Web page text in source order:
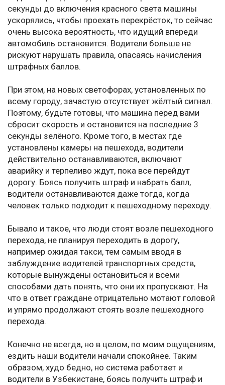
секунды до включения красного света машины
ускорялись, чтобы проехать перекрёсток, то сейчас
очень высока вероятность, что идущий впереди
автомобиль остановится. Водители больше не
рискуют нарушать правила, опасаясь начисления
штрафных баллов.
При этом, на новых светофорах, установленных по
всему городу, зачастую отсутствует жёлтый сигнал.
Поэтому, будьте готовы, что машина перед вами
сбросит скорость и остановится на последние 3
секунды зелёного. Кроме того, в местах где
установлены камеры на пешехода, водители
действительно останавливаются, включают
аварийку и терпеливо ждут, пока все перейдут
дорогу. Боясь получить штраф и набрать балл,
водители останавливаются даже тогда, когда
человек только подходит к пешеходному переходу.
Бывало и такое, что люди стоят возле пешеходного
перехода, не планируя переходить в дорогу,
например ожидая такси, тем самым вводя в
заблуждение водителей транспортных средств,
которые вынуждены остановиться и всеми
способами дать понять, что они их пропускают. На
что в ответ граждане отрицательно мотают головой
и упрямо продолжают стоять возле пешеходного
перехода.
Конечно не всегда, но в целом, по моим ощущениям,
ездить наши водители начали спокойнее. Таким
образом, худо бедно, но система работает и
водители в Узбекистане, боясь получить штраф и